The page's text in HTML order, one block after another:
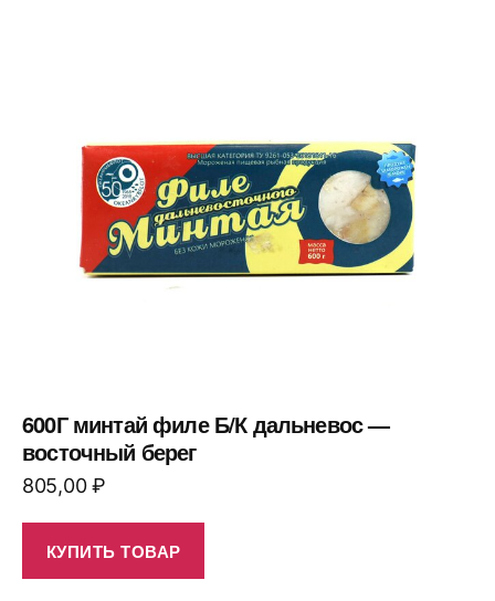
600Г минтай филе Б/К дальневос —
восточный берег
805,00₽
КУПИТЬ ТОВАР